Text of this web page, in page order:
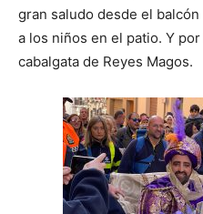
gran saludo desde el
a los niños en el patio. Y
cabalgata de Reyes Magos.